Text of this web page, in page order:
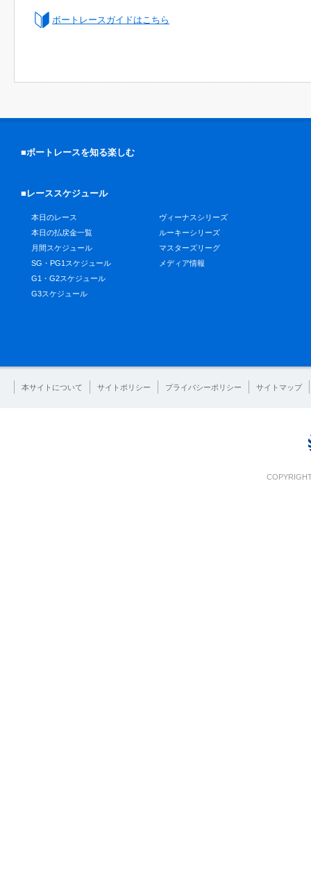
ボートレースガイドはこちら
■ボートレースを知る楽しむ
■レーススケジュール
本日のレース
本日の払戻金一覧
月間スケジュール
SG・PG1スケジュール
G1・G2スケジュール
G3スケジュール
ヴィーナスシリーズ
ルーキーシリーズ
マスターズリーグ
メディア情報
本サイトについて サイトポリシー プライバシーポリシー サイトマップ